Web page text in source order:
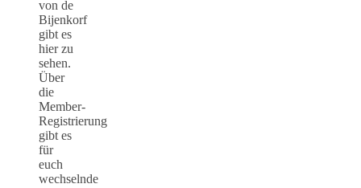
von de
Bijenkorf
gibt es
hier zu
sehen.
Über
die
Member-
Registrierung
gibt es
für
euch
wechselnde